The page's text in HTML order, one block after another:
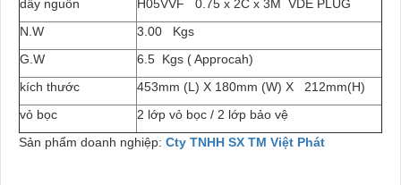
dây nguồn H05VVF 0.75 x 2C x 3M
VDE PLUG
N.W
3.00
Kgs
G.W
6.5 Kgs ( Approcah)
kích thước
453mm (L) X 180mm (W) X
212mm(H)
vỏ bọc
2 lớp vỏ bọc / 2 lớp bảo vệ
Sản phẩm doanh nghiệp: Cty TNHH SX TM Việt Phát